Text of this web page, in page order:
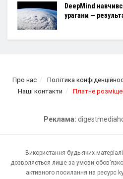
DeepMind
урагани —
Про нас Політика
Наші контакти
Платне
Реклама:
Використання будь-яких
дозволяється лише за умови
активного посилання на ресурс